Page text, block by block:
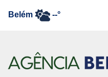
Belém --°